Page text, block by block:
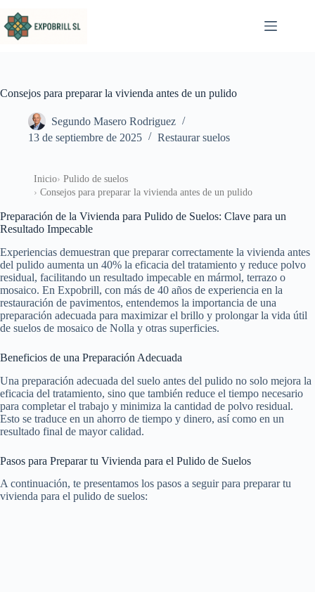
Consejos para preparar la vivienda antes de un pulido
Segundo Masero Rodriguez
13 de septiembre de 2025
Restaurar suelos
Inicio
Pulido de suelos
Consejos para preparar la vivienda antes de un pulido
Preparación de la Vivienda para Pulido de Suelos: Clave para un
Resultado Impecable
Experiencias demuestran que preparar correctamente la vivienda antes
del pulido aumenta un 40% la eficacia del tratamiento y reduce polvo
residual, facilitando un resultado impecable en mármol, terrazo o
mosaico. En Expobrill, con más de 40 años de experiencia en la
restauración de pavimentos, entendemos la importancia de una
preparación adecuada para maximizar el brillo y prolongar la vida útil
de suelos de mosaico de Nolla y otras superficies.
Beneficios de una Preparación Adecuada
Una preparación adecuada del suelo antes del pulido no solo mejora la
eficacia del tratamiento, sino que también reduce el tiempo necesario
para completar el trabajo y minimiza la cantidad de polvo residual.
Esto se traduce en un ahorro de tiempo y dinero, así como en un
resultado final de mayor calidad.
Pasos para Preparar tu Vivienda para el Pulido de Suelos
A continuación, te presentamos los pasos a seguir para preparar tu
vivienda para el pulido de suelos: